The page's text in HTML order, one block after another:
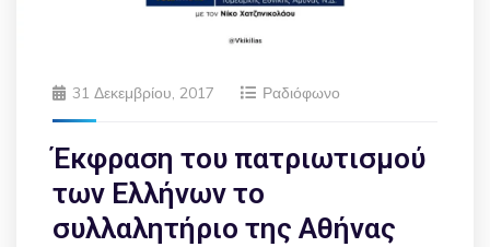
31 Δεκεμβρίου, 2017 Ραδιόφωνο
Έκφραση του πατριωτισμού
των Ελλήνων το
συλλαλητήριο της Αθήνας